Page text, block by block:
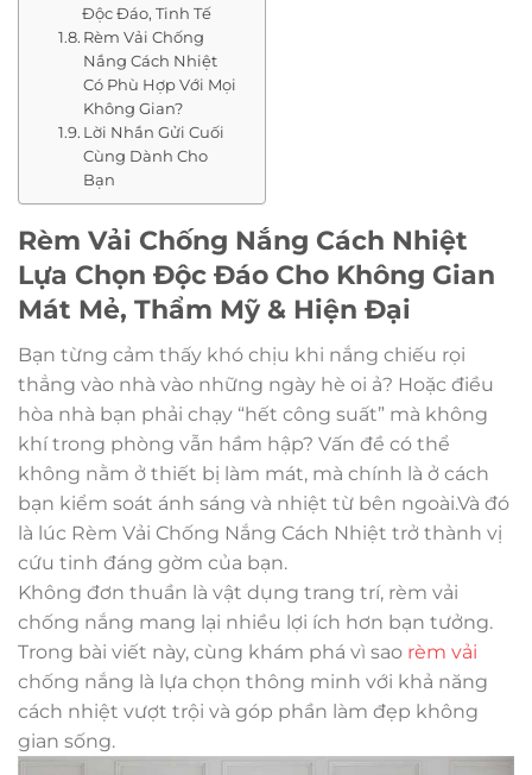
Độc Đáo, Tinh Tế
Rèm Vải Chống
Nắng Cách Nhiệt
Có Phù Hợp Với Mọi
Không Gian?
Lời Nhắn Gửi Cuối
Cùng Dành Cho
Bạn
Rèm Vải Chống Nắng Cách Nhiệt
Lựa Chọn Độc Đáo Cho Không Gian
Mát Mẻ, Thẩm Mỹ & Hiện Đại
Bạn từng cảm thấy khó chịu khi nắng chiếu rọi
thẳng vào nhà vào những ngày hè oi ả? Hoặc điều
hòa nhà bạn phải chạy “hết công suất” mà không
khí trong phòng vẫn hầm hập? Vấn đề có thể
không nằm ở thiết bị làm mát, mà chính là ở cách
bạn kiểm soát ánh sáng và nhiệt từ bên ngoài.Và đó
là lúc Rèm Vải Chống Nắng Cách Nhiệt trở thành vị
cứu tinh đáng gờm của bạn.
Không đơn thuần là vật dụng trang trí, rèm vải
chống nắng mang lại nhiều lợi ích hơn bạn tưởng.
Trong bài viết này, cùng khám phá vì sao rèm vải
chống nắng là lựa chọn thông minh với khả năng
cách nhiệt vượt trội và góp phần làm đẹp không
gian sống.